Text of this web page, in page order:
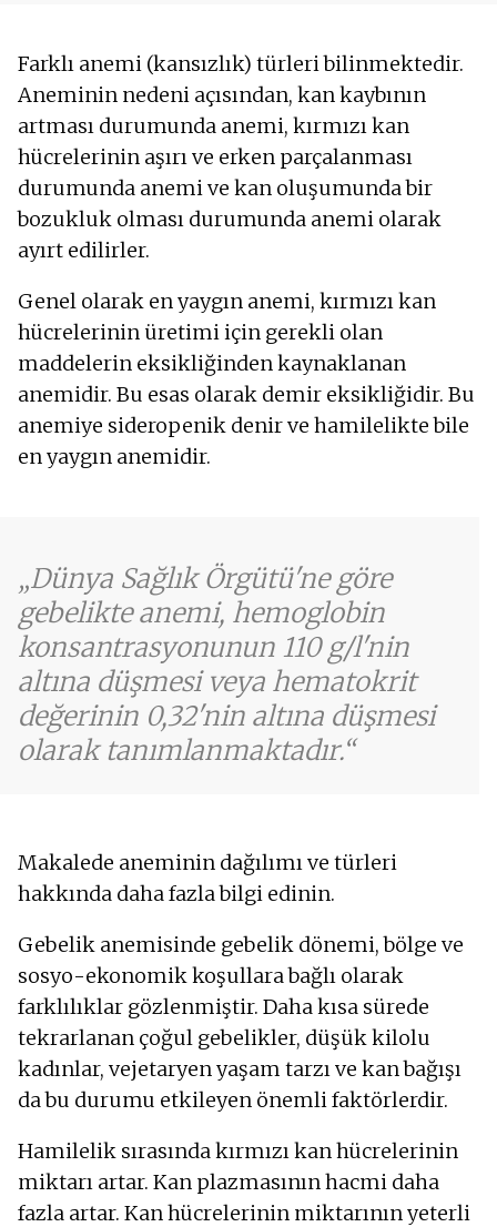
Farklı anemi (kansızlık) türleri bilinmektedir.
Aneminin nedeni açısından, kan kaybının
artması durumunda anemi, kırmızı kan
hücrelerinin aşırı ve erken parçalanması
durumunda anemi ve kan oluşumunda bir
bozukluk olması durumunda anemi olarak
ayırt edilirler.
Genel olarak en yaygın anemi, kırmızı kan
hücrelerinin üretimi için gerekli olan
maddelerin eksikliğinden kaynaklanan
anemidir. Bu esas olarak demir eksikliğidir. Bu
anemiye sideropenik denir ve hamilelikte bile
en yaygın anemidir.
Dünya Sağlık Örgütü'ne göre
gebelikte anemi, hemoglobin
konsantrasyonunun 110 g/l'nin
altına düşmesi veya hematokrit
değerinin 0,32'nin altına düşmesi
olarak tanımlanmaktadır.
Makalede aneminin dağılımı ve türleri
hakkında daha fazla bilgi edinin.
Gebelik anemisinde gebelik dönemi, bölge ve
sosyo-ekonomik koşullara bağlı olarak
farklılıklar gözlenmiştir. Daha kısa sürede
tekrarlanan çoğul gebelikler, düşük kilolu
kadınlar, vejetaryen yaşam tarzı ve kan bağışı
da bu durumu etkileyen önemli faktörlerdir.
Hamilelik sırasında kırmızı kan hücrelerinin
miktarı artar. Kan plazmasının hacmi daha
fazla artar. Kan hücrelerinin miktarının yeterli